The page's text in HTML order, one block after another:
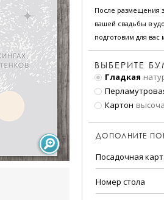
После размещения
вашей свадьбы в
подготовим для вас
ВЫБЕРИТЕ
Гладкая
Картон
ДОПОЛНИТЕ
Посадочная
Номер стола